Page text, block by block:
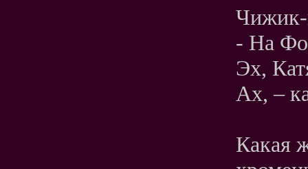
- На
Эх,
Ах, –
Какая